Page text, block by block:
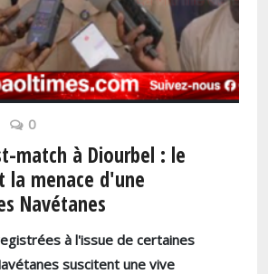
0
match à Diourbel : le
menace d'une
Navétanes
à l'issue de certaines
suscitent une vive